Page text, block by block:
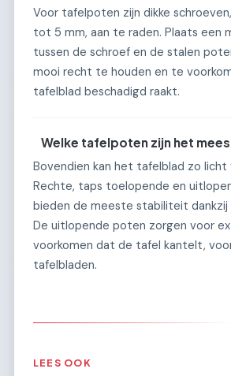
Voor tafelpoten zijn dikke
tot 5 mm, aan te raden. Plaats een
tussen de schroef en de stalen
mooi recht te houden en te
tafelblad beschadigd raakt.
Welke tafelpoten zijn het
Bovendien kan het tafelblad zo licht
Rechte, taps toelopende en
bieden de meeste stabiliteit dankzij
De uitlopende poten zorgen voor
voorkomen dat de tafel kantelt,
tafelbladen.
LEES OOK